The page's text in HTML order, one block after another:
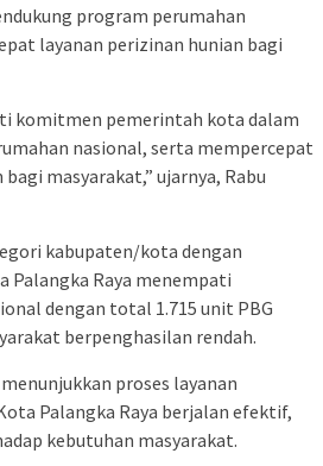
program perumahan
layanan perizinan hunian bagi
komitmen pemerintah kota dalam
nasional, serta mempercepat
masyarakat,” ujarnya, Rabu
kabupaten/kota dengan
Palangka Raya menempati
dengan total 1.715 unit PBG
berpenghasilan rendah.
proses layanan
Palangka Raya berjalan efektif,
kebutuhan masyarakat.